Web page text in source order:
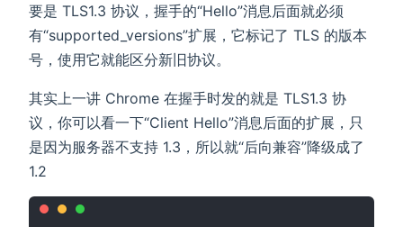
要是 TLS1.3 协议，握手的“Hello”消息后面就必须
有“supported_versions”扩展，它标记了 TLS 的版本
号，使用它就能区分新旧协议。
其实上一讲 Chrome 在握手时发的就是 TLS1.3 协
议，你可以看一下“Client Hello”消息后面的扩展，只
是因为服务器不支持 1.3，所以就“后向兼容”降级成了
1.2